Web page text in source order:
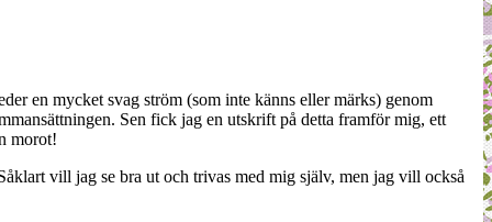
en mycket svag ström (som inte känns eller märks) genom
Sen fick jag en utskrift på detta framför mig, ett
morot!
vill jag se bra ut och trivas med mig själv, men jag vill också